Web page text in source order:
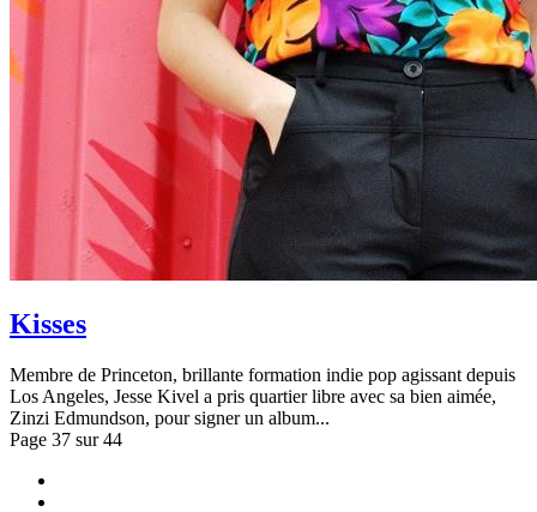
Kisses
Membre de Princeton, brillante formation indie pop agissant depuis
Los Angeles, Jesse Kivel a pris quartier libre avec sa bien aimée,
Zinzi Edmundson, pour signer un album...
Page 37 sur 44